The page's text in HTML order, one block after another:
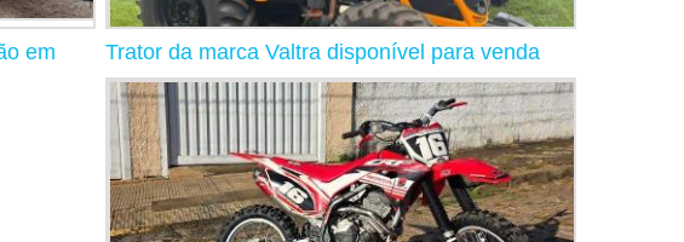
em
Trator da marca Valtra disponível para venda